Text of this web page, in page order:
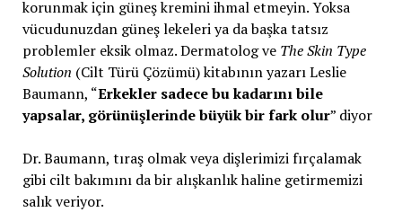
korunmak için güneş kremini ihmal etmeyin. Yoksa
vücudunuzdan güneş lekeleri ya da başka tatsız
problemler eksik olmaz. Dermatolog ve The Skin Type
Solution (Cilt Türü Çözümü) kitabının yazarı Leslie
Baumann, “Erkekler sadece bu kadarını bile
yapsalar, görünüşlerinde büyük bir fark olur” diyor
Dr. Baumann, tıraş olmak veya dişlerimizi fırçalamak
gibi cilt bakımını da bir alışkanlık haline getirmemizi
salık veriyor.